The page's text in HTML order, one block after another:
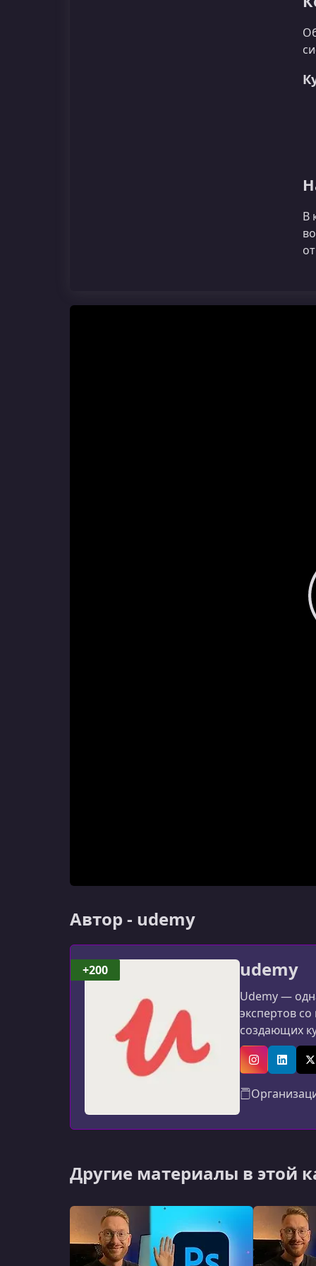
В
Автор - udemy
udemy
Udemy —
экспертов
создающих
авторов:
InstagramLinkedIn
+200
Другие материалы в этой